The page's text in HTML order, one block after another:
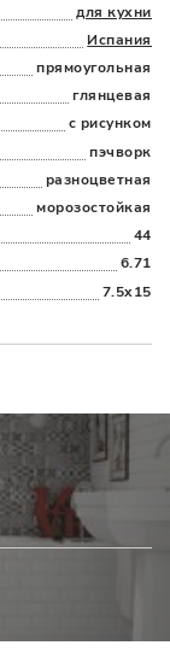
для кухни
Испания
прямоугольная
глянцевая
с рисунком
пэчворк
разноцветная
морозостойкая
44
6.71
7.5x15